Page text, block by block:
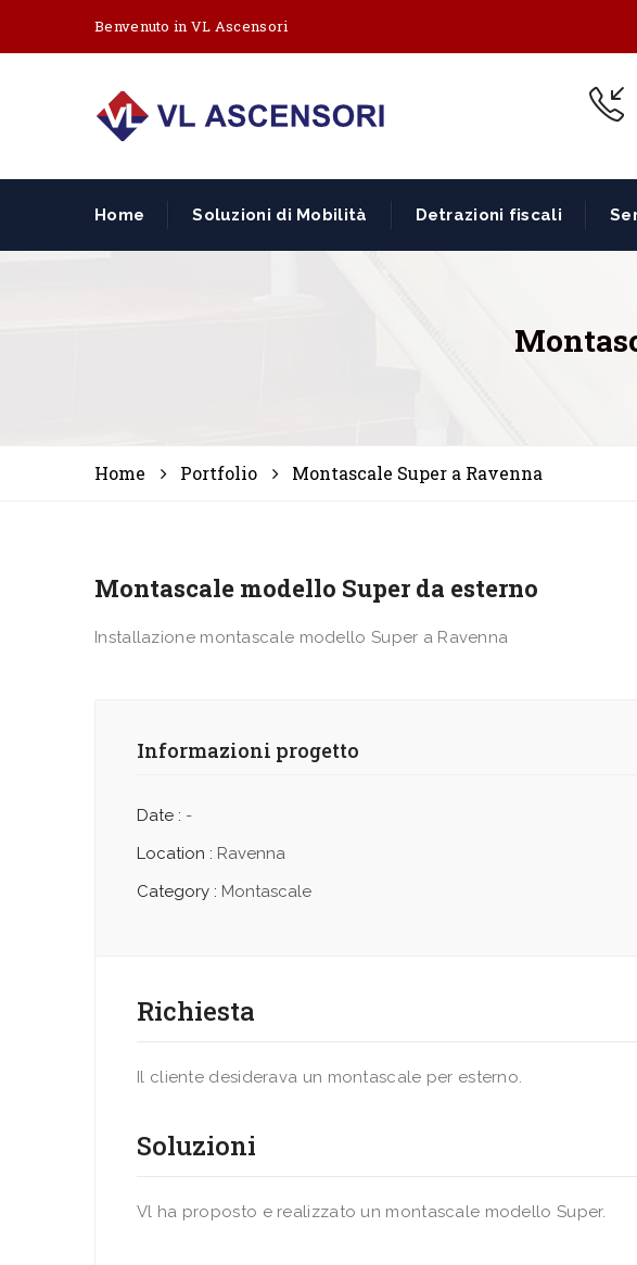
Benvenuto in VL Ascensori
Home Soluzioni di Mobilità Detrazioni fiscali
Home Portfolio Montascale Super a Ravenna
Montascale modello Super da esterno
Installazione montascale modello Super a Ravenna
Informazioni progetto
Date : -
Location : Ravenna
Category : Montascale
Richiesta
Il cliente desiderava un montascale per esterno.
Soluzioni
Vl ha proposto e realizzato un montascale modello Super.